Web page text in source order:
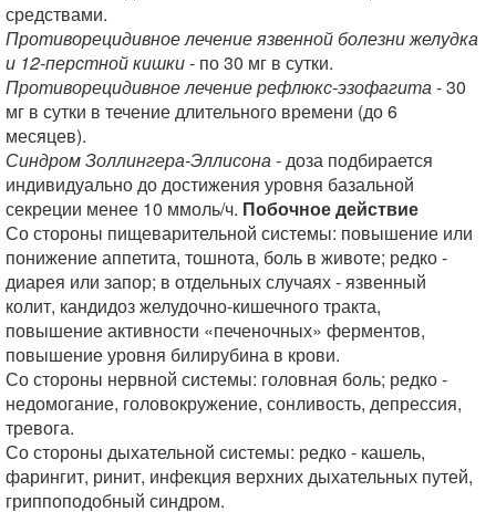
средствами.
Противорецидивное лечение язвенной болезни желудка
и 12-перстной кишки- по 30 мг в сутки.
Противорецидивное лечение рефлюкс-эзофагита- 30
мг в сутки в течение длительного времени (до 6
месяцев).
Синдром Золлингера-Эллисона- доза подбирается
индивидуально до достижения уровня базальной
секреции менее 10 ммоль/ч. Побочное действие
Со стороны пищеварительной системы: повышение или
понижение аппетита, тошнота, боль в животе; редко -
диарея или запор; в отдельных случаях - язвенный
колит, кандидоз желудочно-кишечного тракта,
повышение активности «печеночных» ферментов,
повышение уровня билирубина в крови.
Со стороны нервной системы: головная боль; редко -
недомогание, головокружение, сонливость, депрессия,
тревога.
Со стороны дыхательной системы: редко - кашель,
фарингит, ринит, инфекция верхних дыхательных путей,
гриппоподобный синдром.